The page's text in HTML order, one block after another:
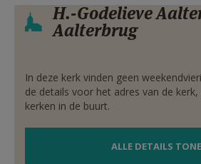
ZOEKEN
STARTPAGINA
MIJN PAROCHIE
AANMELDEN OF
Verbergen
H.-Godelieve
Aalterbrug
In deze kerk vinden geen
de details voor het adres van de
kerken in de buurt.
ALLE DETAILS